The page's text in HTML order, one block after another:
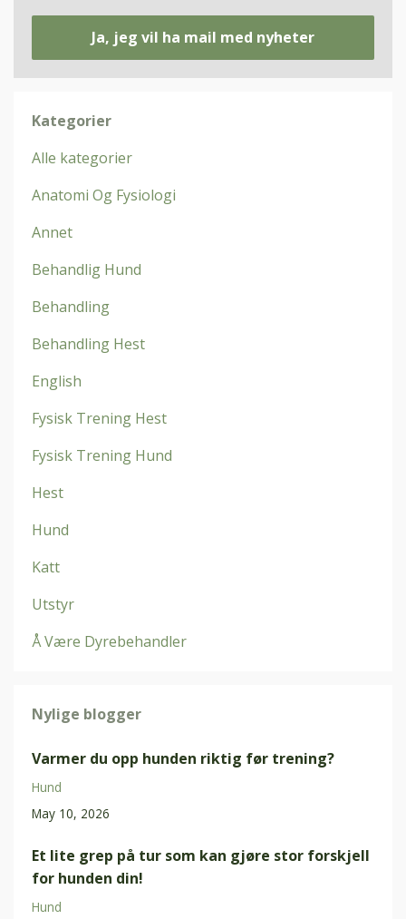
Ja, jeg vil ha mail med nyheter
Kategorier
Alle kategorier
Anatomi Og Fysiologi
Annet
Behandlig Hund
Behandling
Behandling Hest
English
Fysisk Trening Hest
Fysisk Trening Hund
Hest
Hund
Katt
Utstyr
Å Være Dyrebehandler
Nylige blogger
Varmer du opp hunden riktig før trening?
Hund
May 10, 2026
Et lite grep på tur som kan gjøre stor forskjell
for hunden din!
Hund